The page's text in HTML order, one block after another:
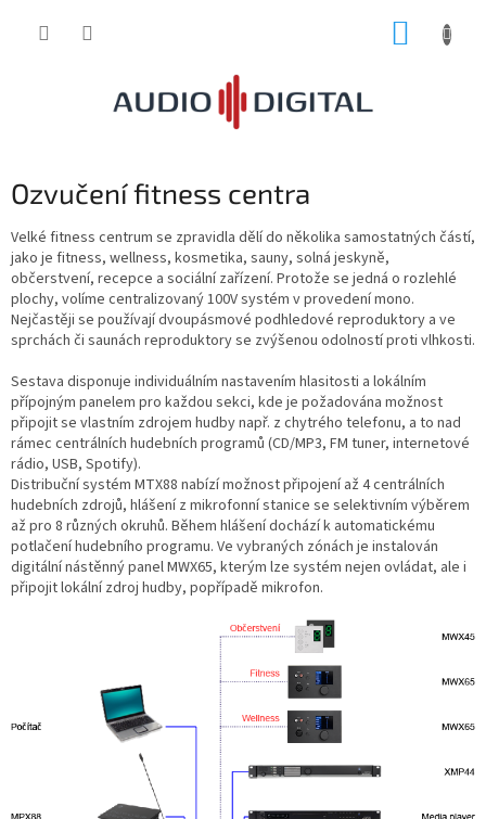
Ozvučení fitness centra
Velké fitness centrum se zpravidla dělí do několika samostatných částí,
jako je fitness, wellness, kosmetika, sauny, solná jeskyně,
občerstvení, recepce a sociální zařízení. Protože se jedná o rozlehlé
plochy, volíme centralizovaný 100V systém v provedení mono.
Nejčastěji se používají dvoupásmové podhledové reproduktory a ve
sprchách či saunách reproduktory se zvýšenou odolností proti vlhkosti.
Sestava disponuje individuálním nastavením hlasitosti a lokálním
přípojným panelem pro každou sekci, kde je požadována možnost
připojit se vlastním zdrojem hudby např. z chytrého telefonu, a to nad
rámec centrálních hudebních programů (CD/MP3, FM tuner, internetové
rádio, USB, Spotify).
Distribuční systém MTX88 nabízí možnost připojení až 4 centrálních
hudebních zdrojů, hlášení z mikrofonní stanice se selektivním výběrem
až pro 8 různých okruhů. Během hlášení dochází k automatickému
potlačení hudebního programu. Ve vybraných zónách je instalován
digitální nástěnný panel MWX65, kterým lze systém nejen ovládat, ale i
připojit lokální zdroj hudby, popřípadě mikrofon.